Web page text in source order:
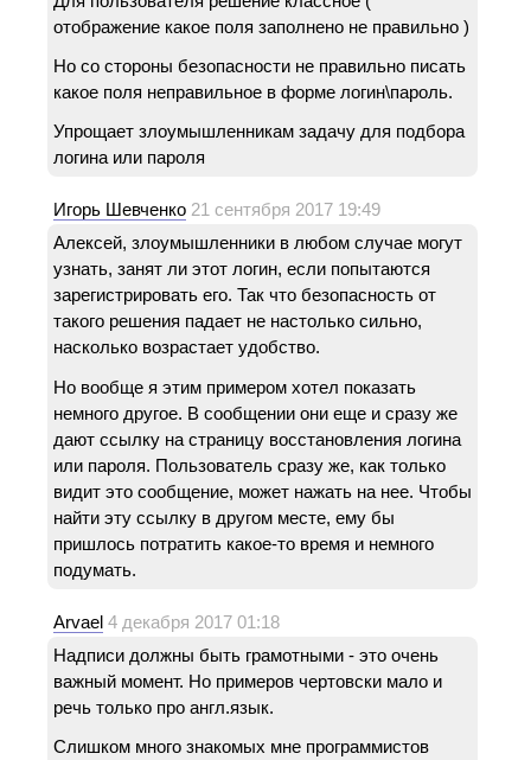
отображение какое поля заполнено не правильно )
Но со стороны безопасности не правильно писать
какое поля неправильное в форме логин\пароль.
Упрощает злоумышленникам задачу для подбора
логина или пароля
Игорь Шевченко 21 сентября 2017 19:49
Алексей, злоумышленники в любом случае могут
узнать, занят ли этот логин, если попытаются
зарегистрировать его. Так что безопасность от
такого решения падает не настолько сильно,
насколько возрастает удобство.
Но вообще я этим примером хотел показать
немного другое. В сообщении они еще и сразу же
дают ссылку на страницу восстановления логина
или пароля. Пользователь сразу же, как только
видит это сообщение, может нажать на нее. Чтобы
найти эту ссылку в другом месте, ему бы
пришлось потратить какое-то время и немного
подумать.
Arvael 4 декабря 2017 01:18
Надписи должны быть грамотными - это очень
важный момент. Но примеров чертовски мало и
речь только про англ.язык.
Слишком много знакомых мне программистов